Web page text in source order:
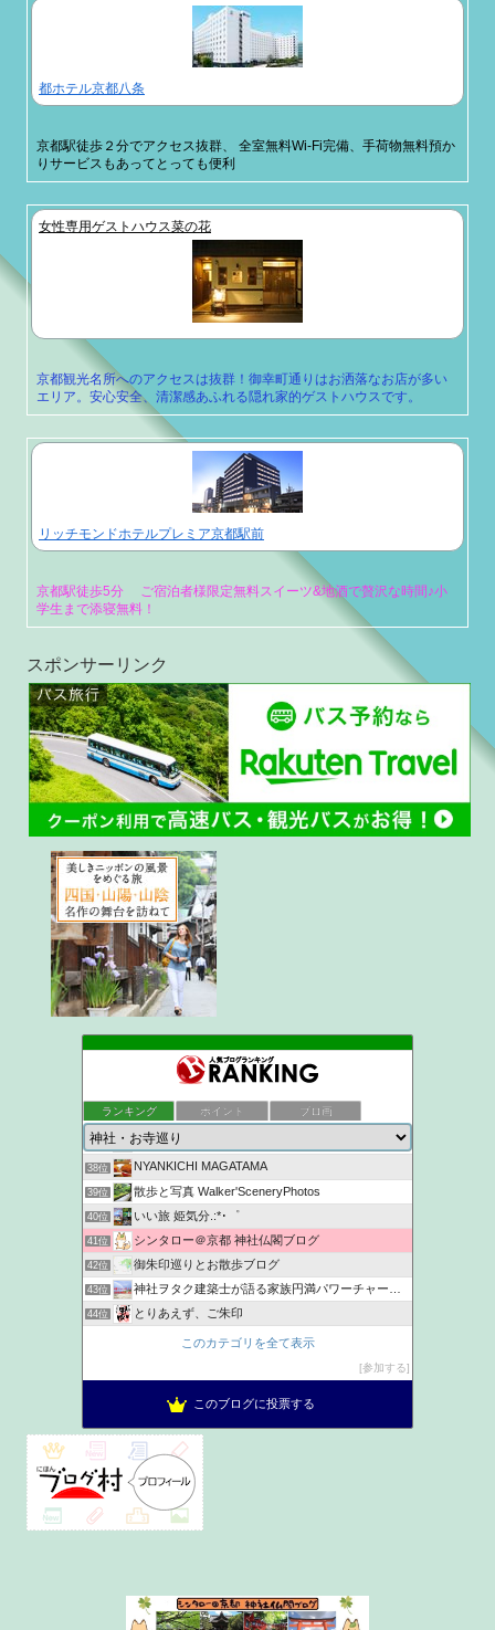
都ホテル京都八条
京都駅徒歩２分でアクセス抜群、 全室無料Wi-Fi完備、手荷物無料預か
りサービスもあってとっても便利
女性専用ゲストハウス菜の花
京都観光名所へのアクセスは抜群！御幸町通りはお洒落なお店が多い
エリア。安心安全、清潔感あふれる隠れ家的ゲストハウスです。
リッチモンドホテルプレミア京都駅前
京都駅徒歩5分 ご宿泊者様限定無料スイーツ&地酒で贅沢な時間♪小
学生まで添寝無料！
スポンサーリンク
ランキング ポイント ブロ画
ukokkeiの徒然草2
36位 京都観光なら京都散歩道
37位 Get Lucky
38位 NYANKICHI MAGATAMA
39位 散歩と写真 Walker'SceneryPhotos
40位 いい旅 姫気分.:*･゜
41位 シンタロー＠京都 神社仏閣ブログ
42位 御朱印巡りとお散歩ブログ
43位 神社ヲタク建築士が語る家族円満パワーチャージ神社浴
44位 とりあえず、ご朱印
いろいろ神社にいってみよ
おまめとてんぽー神社仏閣めぐり旅
このカテゴリを全て表示
参加する
このブログに投票する